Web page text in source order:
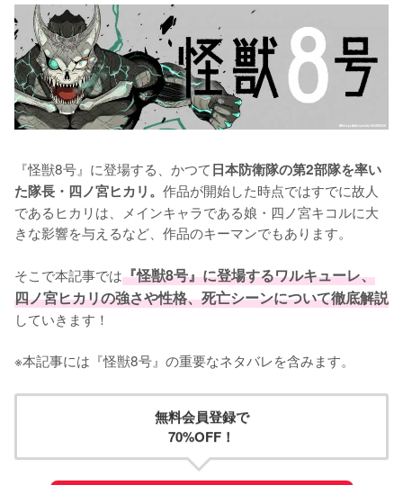
『怪獣8号』に登場する、かつて日本防衛隊の第2部隊を率い
た隊長・四ノ宮ヒカリ。 作品が開始した時点ではすでに故人
であるヒカリは、メインキャラである娘・四ノ宮キコルに大
きな影響を与えるなど、作品のキーマンでもあります。
そこで本記事では『怪獣8号』に登場するワルキューレ、
四ノ宮ヒカリの強さや性格、死亡シーンについて徹底解説
していきます！
※本記事には『怪獣8号』の重要なネタバレを含みます。
無料会員登録で
70%OFF！